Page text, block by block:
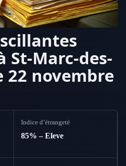
St-Marc-des-
22 novembre
Indice d’étrangeté
85% – Eleve